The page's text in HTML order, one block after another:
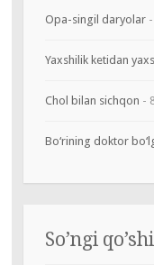
Opa-singil daryolar-
Yaxshilik ketidan
Chol bilan sichqon -
Bo‘rining doktor
So’ngi